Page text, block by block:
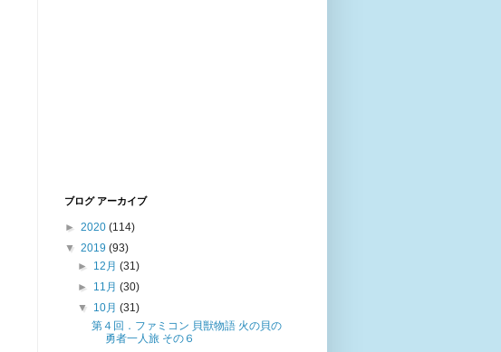
ブログ アーカイブ
► 2020 (114)
▼ 2019 (93)
► 12月(31)
► 11月(30)
▼ 10月(31)
第４回．ファミコン 貝獣物語 火の貝の
勇者一人旅 その６